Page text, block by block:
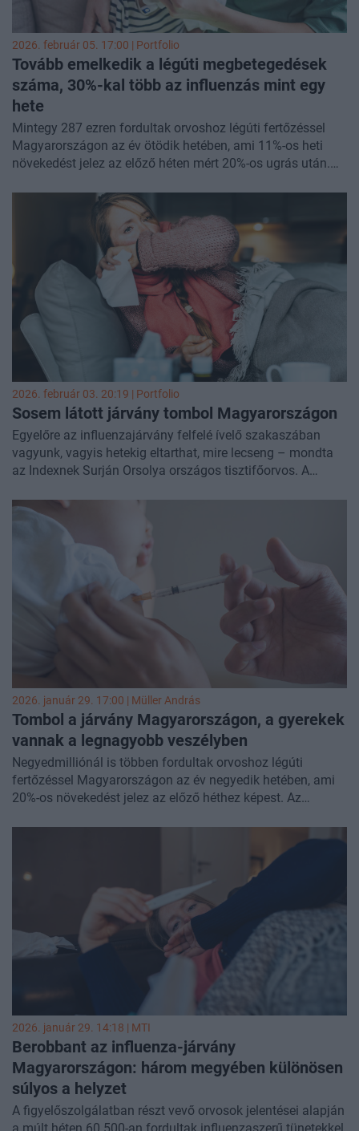
fertőzöttek száma is tovább emelkedett, még a tavalyi
rekord év számait is folyamatosan sikerül túlszárnyalni.
2026. február 05. 17:00 | Portfolio
Tovább emelkedik a légúti megbetegedések
száma, 30%-kal több az influenzás mint egy
hete
Mintegy 287 ezren fordultak orvoshoz légúti fertőzéssel
Magyarországon az év ötödik hetében, ami 11%-os heti
növekedést jelez az előző héten mért 20%-os ugrás után.
ezret közelíti, ami majd' 30%-kal több a 4. heti adatnál. A
korosztályos bontás közel 150 ezer légúti fertőzöttet és 37
ezer influenzást mutat a 0-14 éves korosztályban, vagyis
mindkét kategóriában a betegek nagyjából fele gyerek. A
súlyos, akut légúti fertőzéssel (SARI) kórházban kezeltek
közel 36%-a két évesnél fiatalabb, és ebből a csoportból
kerül ki majdnem az összes RSV-fertőzött is. Eközben a
hepatitis A fertőzöttek száma is tovább emelkedett, még a
tavalyi rekord év számait is folyamatosan sikerül
túlszárnyalni.
2026. február 03. 20:19 | Portfolio
Sosem látott járvány tombol Magyarországon
Egyelőre az influenzajárvány felfelé ívelő szakaszában
vagyunk, vagyis hetekig eltarthat, mire lecseng – mondta
az Indexnek Surján Orsolya országos tisztifőorvos. A
szokatlan, hogy elsősorban a fiatal korosztály van
veszélyben.
2026. január 29. 17:00 | Müller András
Tombol a járvány Magyarországon, a gyerekek
vannak a legnagyobb veszélyben
Negyedmilliónál is többen fordultak orvoshoz légúti
fertőzéssel Magyarországon az év negyedik hetében, ami
20%-os növekedést jelez az előző héthez képest. Az
adatnál. A korosztályos bontás mintegy 132 ezer légúti
fertőzöttet és 28 ezer influenzást mutat a 0-14 éves
korosztályban, vagyis mindkét kategóriában a betegek
nagyjából fele gyerek. A súlyos, akut légúti fertőzéssel
(SARI) kórházban kezeltek közel 29%-a két évesnél
fiatalabb, és ebből a csoportból kerül ki majdnem az
összes RSV-fertőzött is.
2026. január 29. 14:18 | MTI
Berobbant az influenza-járvány
Magyarországon: három megyében különösen
súlyos a helyzet
A figyelőszolgálatban részt vevő orvosok jelentései alapján
a múlt héten 60 500-an fordultak influenzaszerű tünetekkel